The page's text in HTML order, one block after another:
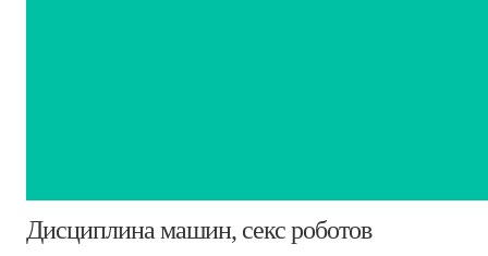
Дисциплина машин, секс роботов